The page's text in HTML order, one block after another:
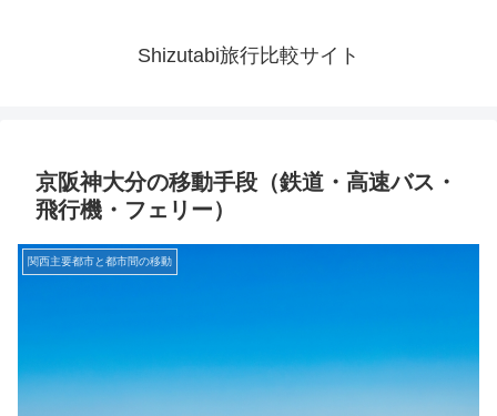
Shizutabi旅行比較サイト
京阪神大分の移動手段（鉄道・高速バス・
飛行機・フェリー）
関西主要都市と都市間の移動